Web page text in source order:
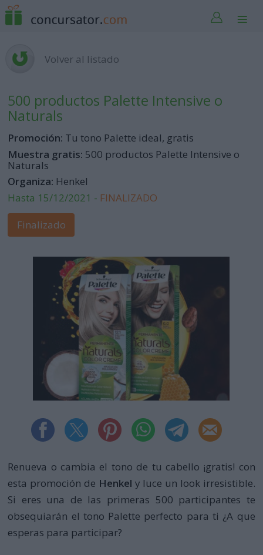
Volver al listado
500 productos Palette Intensive o
Naturals
Promoción: Tu tono Palette ideal, gratis
Muestra gratis: 500 productos Palette Intensive o
Naturals
Organiza: Henkel
Hasta 15/12/2021 - FINALIZADO
Finalizado
Renueva o cambia el tono de tu cabello ¡gratis! con
esta promoción de Henkel y luce un look irresistible.
Si eres una de las primeras 500 participantes te
obsequiarán el tono Palette perfecto para ti ¿A que
esperas para participar?